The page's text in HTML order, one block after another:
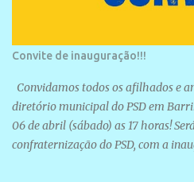
Convite de inauguração!!!
Convidamos todos os afilhados e
diretório municipal do PSD em
06 de abril (sábado) as 17 horas!
confraternização do PSD, com a